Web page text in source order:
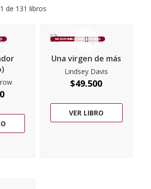
de 131 libros
NO DISPONIBLE TEMPORALMENTE
Una virgen de más
Lindsey Davis
$49.500
VER LIBRO